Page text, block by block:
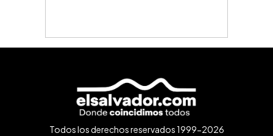
Todos los derechos reservados 1999-2026